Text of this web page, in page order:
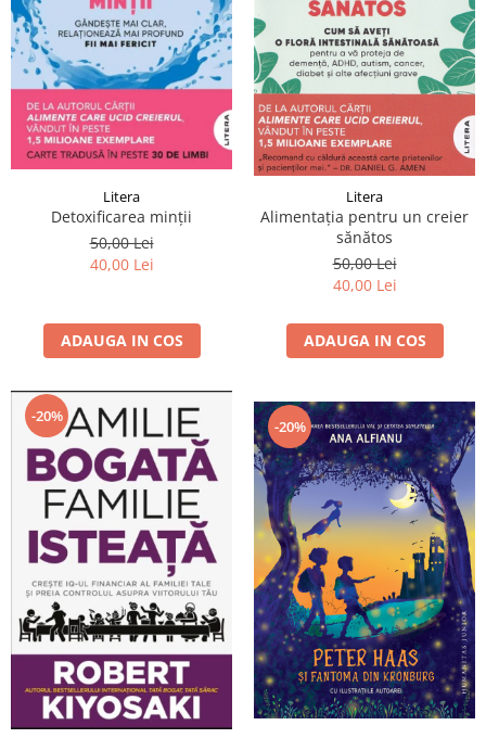
Litera
Detoxificarea minții
50,00 Lei
40,00 Lei
ADAUGA IN COS
Litera
Alimentația pentru un creier
sănătos
50,00 Lei
40,00 Lei
ADAUGA IN COS
-20%
-20%